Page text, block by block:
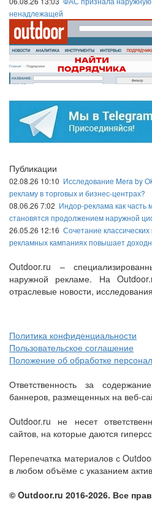
ненадлежащей
Публикации
02.08.26 10:10 Исследование Mera by
рекламу в торговых и бизнес-центрах?
08.06.26 7:02 Индор-реклама как
становятся продолжением наружной
26.05.26 12:16 Сочетание
рекламных кампаниях повышает
Outdoor.ru –
наружной рекламе. На
отраслевые новости,
Политика конфиденциальности
Пользовательское соглашение
Положение об обработке
Ответственность за
баннеров, размещенных на веб-
Outdoor.ru не несет
сайтов, на которые даются
Перепечатка материалов с
в любом объёме с указанием
© Outdoor.ru 2016-2026. Все